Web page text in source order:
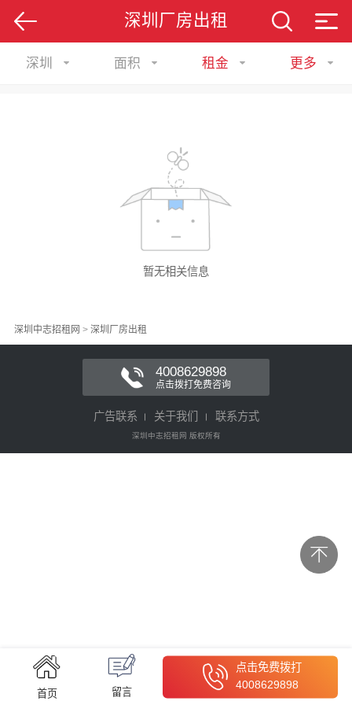
深圳厂房出租
深圳 面积 租金 更多
暂无相关信息
深圳中志招租网 > 深圳厂房出租
首页 留言
点击免费拨打
4008629898
4008629898
点击拨打免费咨询
广告联系 关于我们 联系方式
深圳中志招租网 版权所有